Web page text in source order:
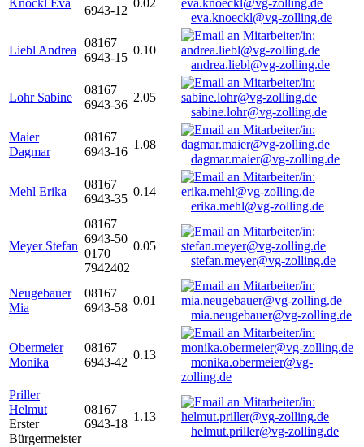
Knöckl Eva
6943-12
0.02
eva.knoeckl@vg-zolling.de
Liebl Andrea
08167
6943-15
0.10
andrea.liebl@vg-zolling.de
Lohr Sabine
08167
6943-36
2.05
sabine.lohr@vg-zolling.de
Maier
Dagmar
08167
6943-16
1.08
dagmar.maier@vg-zolling.de
Mehl Erika
08167
6943-35
0.14
erika.mehl@vg-zolling.de
Meyer Stefan
08167
6943-50
0170
7942402
0.05
stefan.meyer@vg-zolling.de
Neugebauer
Mia
08167
6943-58
0.01
mia.neugebauer@vg-zolling.de
Obermeier
Monika
08167
6943-42
0.13
monika.obermeier@vg-
zolling.de
Priller
Helmut
Erster
Bürgermeister
08167
6943-18
1.13
helmut.priller@vg-zolling.de